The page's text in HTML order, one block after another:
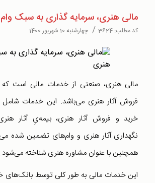
مالی هنری، سرمایه گذاری به سبک
کد مطلب: 3624
/ چهارشنبه 10 شهریور 1400
مالی هنری، صنعتی از خدمات مالی است
فروش آثار هنری می‌باشد. این خدمات شامل
خرید و فروش آثار هنری، بیمه‌یِ آثار
نگهداری آثار هنری و وام‌های تضمین شده
همچنین با عنوان مشاوره هنری شناخته می‌شود.
این خدمات مالی به طور کلی توسط